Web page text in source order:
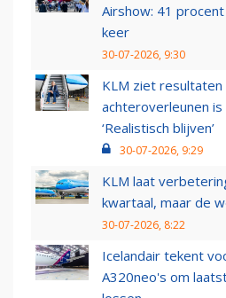
Airshow: 41
keer
30-07-2026, 9:30
KLM ziet
achteroverleunen
‘Realistisch blijven’
30-07-2026, 9:29
KLM laat
kwartaal, maar de
30-07-2026, 8:22
Icelandair tekent
A320neo's om